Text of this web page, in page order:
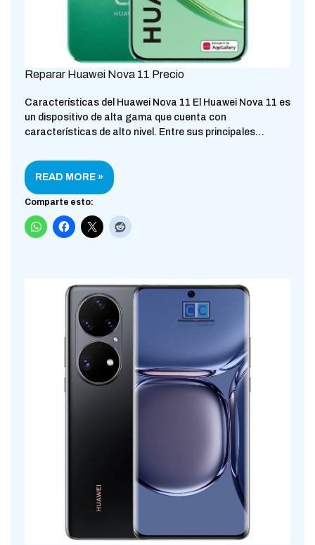
Reparar Huawei Nova 11 Precio
Características del Huawei Nova 11 El Huawei Nova 11 es
un dispositivo de alta gama que cuenta con
características de alto nivel. Entre sus principales…
READ MORE »
Comparte esto: